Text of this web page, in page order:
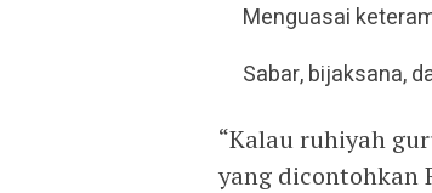
Menguasai
Sabar, bijaksana,
“Kalau ruhiyah
yang dicontohkan